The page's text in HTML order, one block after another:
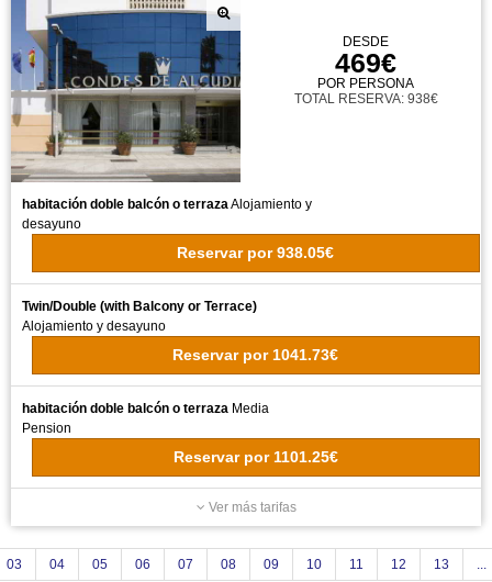
DESDE
469€
POR PERSONA
TOTAL RESERVA: 938€
habitación doble balcón o terrazaAlojamiento y
desayuno
Reservar por 938.05€
Twin/Double (with Balcony or Terrace)
Alojamiento y desayuno
Reservar por 1041.73€
habitación doble balcón o terraza Media
Pension
Reservar por 1101.25€
Ver más tarifas
03 04 05 06 07 08 09 10 11 12 13 ...